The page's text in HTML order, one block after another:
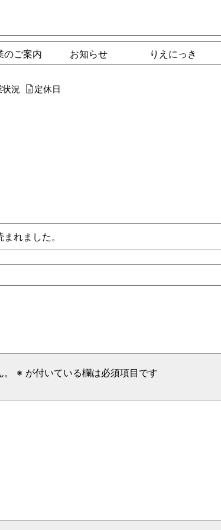
のご案内 お知らせ りえにっき
況 定休日
れました。
※ が付いている欄は必須項目です